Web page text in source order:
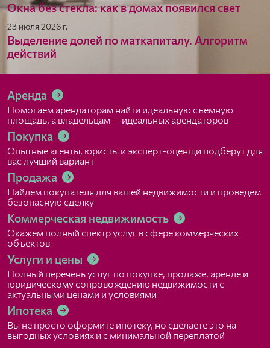
Окна без стекла: как в домах появился свет
23 июля 2026 г.
Выделение долей по маткапиталу. Алгоритм
действий
Аренда
Помогаем арендаторам найти идеальную съемную
площадь, а владельцам — идеальных арендаторов
Покупка
Опытные агенты, юристы и эксперт-оценщи подберут для
вас лучший вариант
Продажа
Найдем покупателя для вашей недвижимости и проведем
безопасную сделку
Коммерческая недвижимость
Окажем полный спектр услуг в сфере коммерческих
объектов
Услуги и цены
Полный перечень услуг по покупке, продаже, аренде и
юридическому сопровождению недвижимости с
актуальными ценами и условиями
Ипотека
Вы не просто оформите ипотеку, но сделаете это на
выгодных условиях и с минимальной переплатой